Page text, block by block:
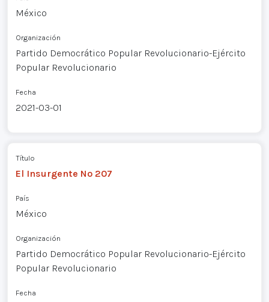
México
Organización
Partido Democrático Popular Revolucionario-Ejército
Popular Revolucionario
Fecha
2021-03-01
Título
El Insurgente Nº 207
País
México
Organización
Partido Democrático Popular Revolucionario-Ejército
Popular Revolucionario
Fecha